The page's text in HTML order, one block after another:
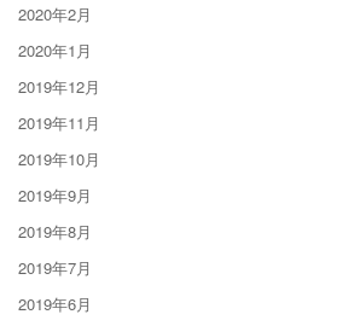
2020年2月
2020年1月
2019年12月
2019年11月
2019年10月
2019年9月
2019年8月
2019年7月
2019年6月